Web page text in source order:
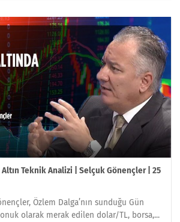
Teknik Analizi | Selçuk Gönençler | 25
Özlem Dalga’nın sunduğu Gün
olarak merak edilen dolar/TL, borsa,...